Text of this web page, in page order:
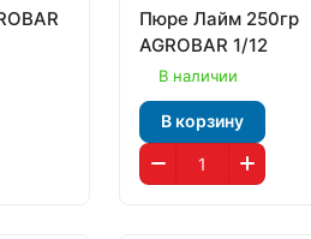
Пюре Лайм 250гр
AGROBAR 1/12
В наличии
В корзину